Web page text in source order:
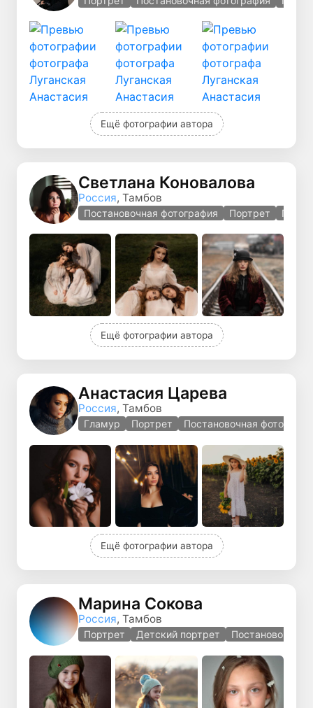
Ещё фотографии автора
Светлана Коновалова
Россия, Тамбов
Постановочная фотография Портрет
Ещё фотографии автора
Анастасия Царева
Россия, Тамбов
Гламур Портрет Постановочная
Ещё фотографии автора
Марина Сокова
Россия, Тамбов
Портрет Детский портрет Постановочная